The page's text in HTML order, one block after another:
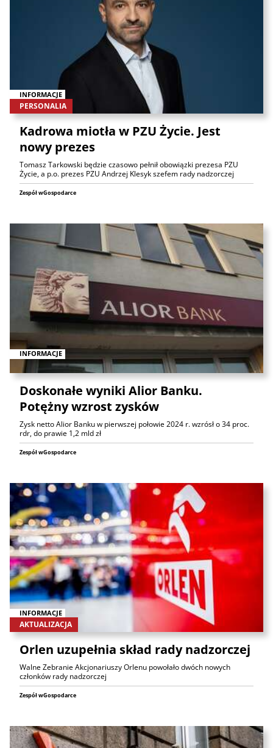
INFORMACJE
PERSONALIA
Kadrowa miotła w PZU Życie. Jest
nowy prezes
Tomasz Tarkowski będzie czasowo pełnił obowiązki prezesa PZU
Życie, a p.o. prezes PZU Andrzej Klesyk szefem rady nadzorczej
Zespół wGospodarce
INFORMACJE
Doskonałe wyniki Alior Banku.
Potężny wzrost zysków
Zysk netto Alior Banku w pierwszej połowie 2024 r. wzrósł o 34 proc.
rdr, do prawie 1,2 mld zł
Zespół wGospodarce
INFORMACJE
AKTUALIZACJA
Orlen uzupełnia skład rady nadzorczej
Walne Zebranie Akcjonariuszy Orlenu powołało dwóch nowych
członków rady nadzorczej
Zespół wGospodarce